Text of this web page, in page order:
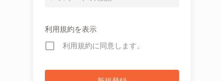
利用規約を表示
利用規約に同意します。